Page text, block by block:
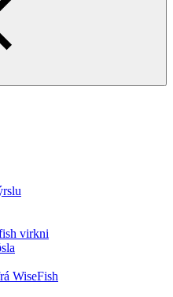
virkni
WiseFish